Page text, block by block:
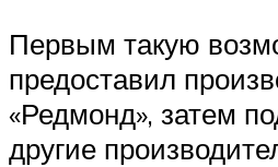
Первым такую
предоставил
«Редмонд», затем
другие